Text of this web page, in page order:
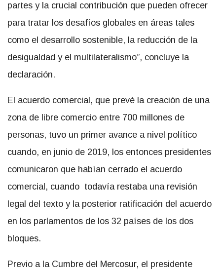
partes y la crucial contribución que pueden ofrecer
para tratar los desafíos globales en áreas tales
como el desarrollo sostenible, la reducción de la
desigualdad y el multilateralismo”, concluye la
declaración.
El acuerdo comercial, que prevé la creación de una
zona de libre comercio entre 700 millones de
personas, tuvo un primer avance a nivel político
cuando, en junio de 2019, los entonces presidentes
comunicaron que habían cerrado el acuerdo
comercial, cuando todavía restaba una revisión
legal del texto y la posterior ratificación del acuerdo
en los parlamentos de los 32 países de los dos
bloques.
Previo a la Cumbre del Mercosur, el presidente